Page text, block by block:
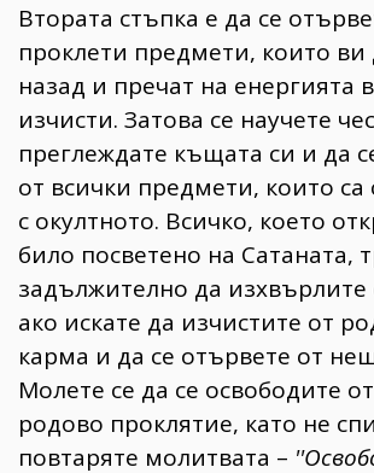
Втората стъпка е да се
проклети предмети, които ви
назад и пречат на енергията
изчисти. Затова се научете
преглеждате къщата си и да
от всички предмети, които са
с окултното. Всичко, което
било посветено на Сатаната,
задължително да изхвърлите
ако искате да изчистите от
карма и да се отървете от
Молете се да се освободите
родово проклятие, като не
повтаряте молитвата –